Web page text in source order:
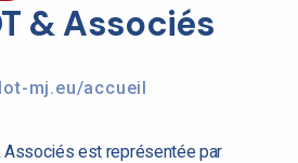
& Associés
mj.eu/accueil
Associés est représentée par